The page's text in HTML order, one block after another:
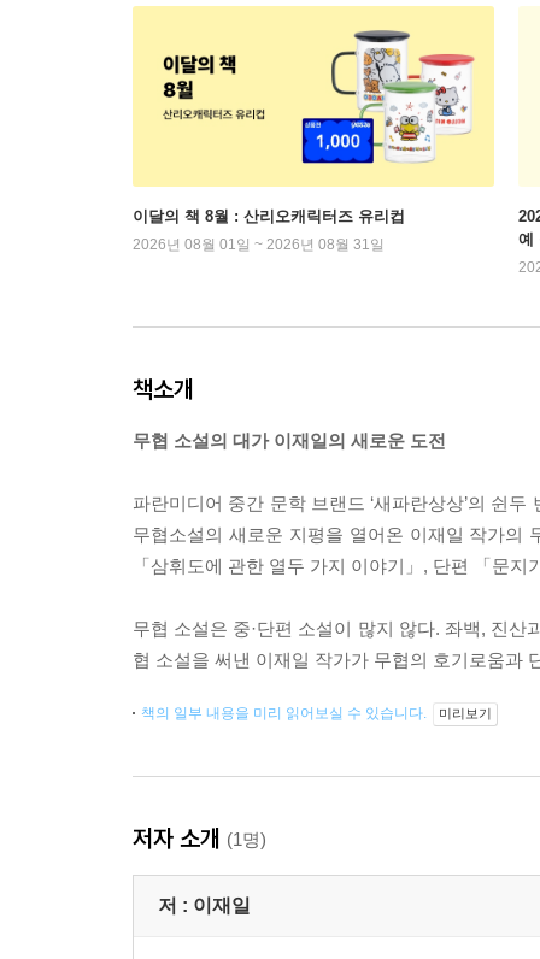
이달의 책 8월 : 산리오캐릭터즈 유리컵
2026년 08월 01일 ~ 2026년 08월 31일
예
책소개
무협 소설의 대가 이재일의 새로운 도전
파란미디어 중간 문학 브랜드 ‘새파란상상’의 쉰
무협소설의 새로운 지평을 열어온 이재일 작가의
「삼휘도에 관한 열두 가지 이야기」, 단편 「문지
무협 소설은 중·단편 소설이 많지 않다. 좌백, 진
협 소설을 써낸 이재일 작가가 무협의 호기로움과
책의 일부 내용을 미리 읽어보실 수 있습니다. 미리보기
저자 소개 (1명)
저 : 이재일